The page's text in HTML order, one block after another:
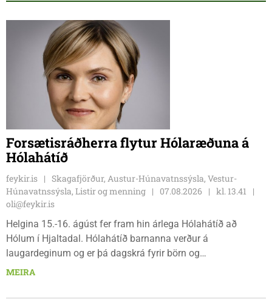
Forsætisráðherra flytur Hólaræðuna á
Hólahátíð
feykir.is
Skagafjörður, Austur-Húnavatnssýsla, Vestur-
Húnavatnssýsla, Listir og menning
07.08.2026
kl. 13.41
oli@feykir.is
Helgina 15.-16. ágúst fer fram hin árlega Hólahátíð að
Hólum í Hjaltadal. Hólahátíð barnanna verður á
laugardeginum og er þá dagskrá fyrir börn og
fjölskyldur.Lydía Einarsdóttir svæðisstjóri æskulýðsmála og
MEIRA